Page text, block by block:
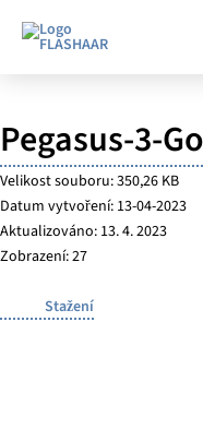
Pegasus-3-
Velikost souboru: 350,26 KB
Datum vytvoření: 13-04-2023
Aktualizováno: 13. 4. 2023
Zobrazení: 27
Stažení